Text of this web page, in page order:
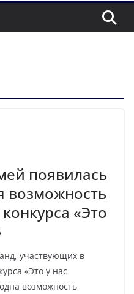
появилась
возможность
«Это
участвующих в
«Это у нас
возможность